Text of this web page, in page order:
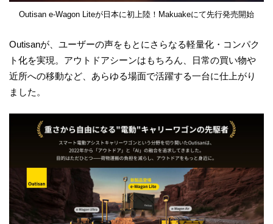
Outisan e-Wagon Liteが日本に初上陸！Makuakeにて先行発売開始
Outisanが、ユーザーの声をもとにさらなる軽量化・コンパク
ト化を実現。アウトドアシーンはもちろん、日常の買い物や
近所への移動など、あらゆる場面で活躍する一台に仕上がり
ました。